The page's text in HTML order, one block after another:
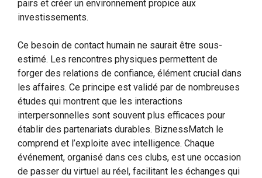
pairs et créer un environnement propice aux
investissements.
Ce besoin de contact humain ne saurait être sous-
estimé. Les rencontres physiques permettent de
forger des relations de confiance, élément crucial dans
les affaires. Ce principe est validé par de nombreuses
études qui montrent que les interactions
interpersonnelles sont souvent plus efficaces pour
établir des partenariats durables. BiznessMatch le
comprend et l’exploite avec intelligence. Chaque
événement, organisé dans ces clubs, est une occasion
de passer du virtuel au réel, facilitant les échanges qui